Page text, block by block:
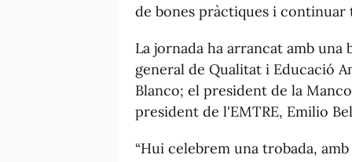
de bones pràctiques i
La jornada ha arrancat amb
general de Qualitat i Educació
Blanco; el president de la
president de l'EMTRE, Emilio
“Hui celebrem una trobada,